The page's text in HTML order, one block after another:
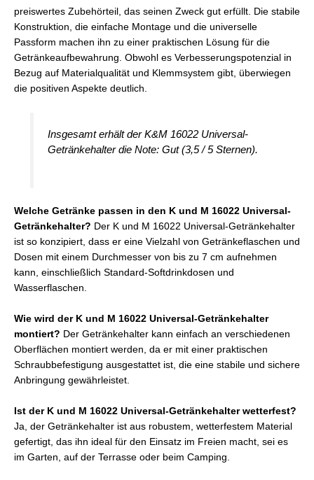
preiswertes Zubehörteil, das seinen Zweck gut erfüllt. Die stabile
Konstruktion, die einfache Montage und die universelle
Passform machen ihn zu einer praktischen Lösung für die
Getränkeaufbewahrung. Obwohl es Verbesserungspotenzial in
Bezug auf Materialqualität und Klemmsystem gibt, überwiegen
die positiven Aspekte deutlich.
Insgesamt erhält der K&M 16022 Universal-
Getränkehalter die Note: Gut (3,5 / 5 Sternen).
Welche Getränke passen in den K und M 16022 Universal-
Getränkehalter? Der K und M 16022 Universal-Getränkehalter
ist so konzipiert, dass er eine Vielzahl von Getränkeflaschen und
Dosen mit einem Durchmesser von bis zu 7 cm aufnehmen
kann, einschließlich Standard-Softdrinkdosen und
Wasserflaschen.
Wie wird der K und M 16022 Universal-Getränkehalter
montiert? Der Getränkehalter kann einfach an verschiedenen
Oberflächen montiert werden, da er mit einer praktischen
Schraubbefestigung ausgestattet ist, die eine stabile und sichere
Anbringung gewährleistet.
Ist der K und M 16022 Universal-Getränkehalter wetterfest?
Ja, der Getränkehalter ist aus robustem, wetterfestem Material
gefertigt, das ihn ideal für den Einsatz im Freien macht, sei es
im Garten, auf der Terrasse oder beim Camping.